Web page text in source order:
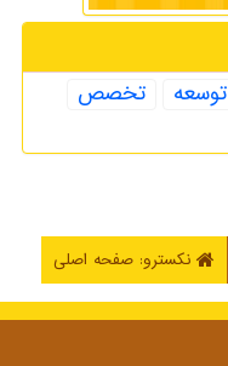
توسعه
تخصص
نکسترو: صفحه اصلی